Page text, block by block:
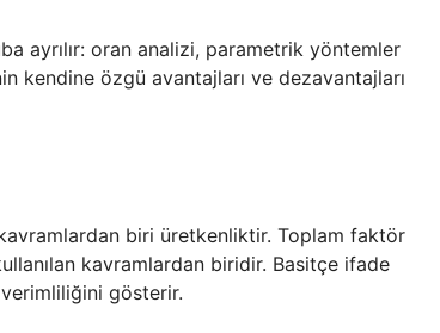
ayrılır: oran analizi, parametrik yöntemler
kendine özgü avantajları ve dezavantajları
biri üretkenliktir. Toplam faktör
kavramlardan biridir. Basitçe ifade
gösterir.